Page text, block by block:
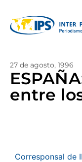
27 de agosto, 1996
entre
Corresponsal de